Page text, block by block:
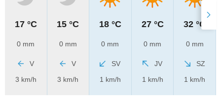
17 °C
0 mm
V
3 km/h
15 °C
0 mm
V
3 km/h
18 °C
0 mm
SV
1 km/h
27 °C
0 mm
JV
1 km/h
32 °C
0 mm
SZ
1 km/h